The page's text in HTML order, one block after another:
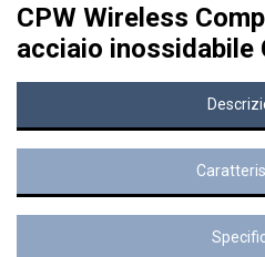
CPW Wireless
acciaio inossidabile